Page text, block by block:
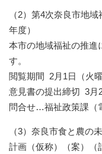
（2）第4次奈良市地
年度）
本市の地域福祉の推進
す。
閲覧期間 2月1日（火
意見書の提出締切 3月2
問合せ…福祉政策課（
（3）奈良市食と農の
計画（仮称）（案）（